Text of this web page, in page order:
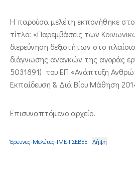
Η παρούσα μελέτη εκπονήθηκε στο
τίτλο: «Παρεμβάσεις των
διερεύνηση δεξιοτήτων στο
διάγνωσης αναγκών της αγοράς
5031891) του ΕΠ «Ανάπτυξη
Εκπαίδευση & Διά Βίου Μάθηση
Επισυναπτόμενο αρχείο.
Έρευνες-Μελέτες-ΙΜΕ-ΓΣΕΒΕΕ Λήψη